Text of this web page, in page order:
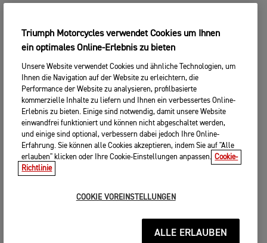
Triumph Motorcycles verwendet Cookies um Ihnen
ein optimales Online-Erlebnis zu bieten
Unsere Website verwendet Cookies und ähnliche Technologien, um
Ihnen die Navigation auf der Website zu erleichtern, die
Performance der Website zu analysieren, profilbasierte
kommerzielle Inhalte zu liefern und Ihnen ein verbessertes Online-
Erlebnis zu bieten. Einige sind notwendig, damit unsere Website
einwandfrei funktioniert und können nicht abgeschaltet werden,
und einige sind optional, verbessern dabei jedoch Ihre Online-
Erfahrung. Sie können alle Cookies akzeptieren, indem Sie auf "Alle
erlauben" klicken oder Ihre Cookie-Einstellungen anpassen. Cookie-
Richtlinie
COOKIE VOREINSTELLUNGEN
ALLE ERLAUBEN